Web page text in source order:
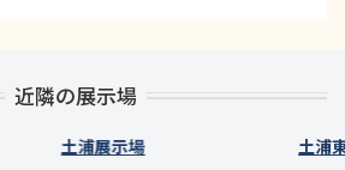
近隣の展示場
土浦展示場 土浦